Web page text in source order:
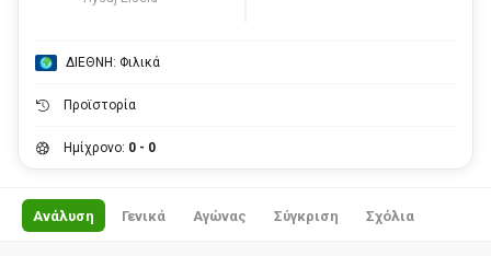
ΔΙΕΘΝΗ: Φιλικά
Προϊστορία
Ημίχρονο: 0 - 0
Ανάλυση Γενικά Αγώνας Σύγκριση Σχόλια